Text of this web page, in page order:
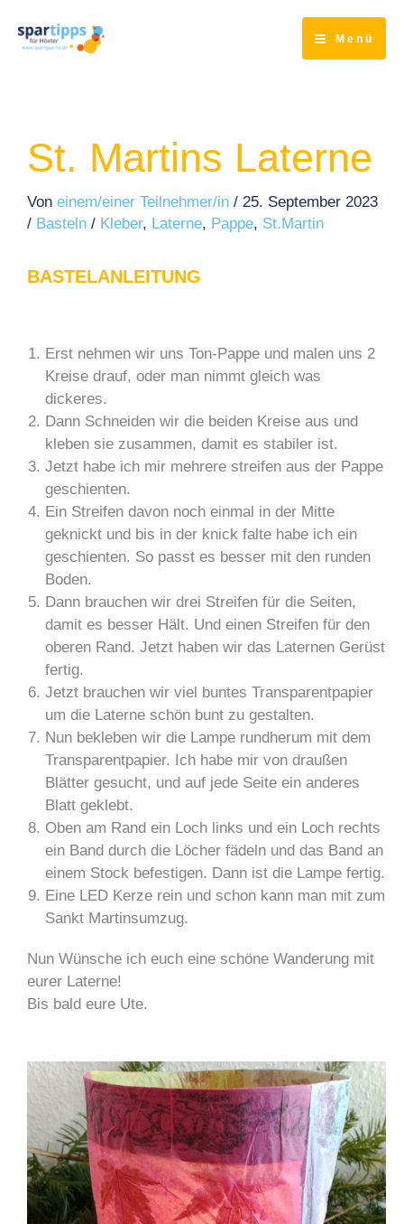
Inhalt
springen
Menü
St. Martins Laterne
Von einem/einer Teilnehmer/in / 25. September 2023
/ Basteln / Kleber, Laterne, Pappe, St.Martin
BASTELANLEITUNG
Erst nehmen wir uns Ton-Pappe und malen uns 2
Kreise drauf, oder man nimmt gleich was
dickeres.
Dann Schneiden wir die beiden Kreise aus und
kleben sie zusammen, damit es stabiler ist.
Jetzt habe ich mir mehrere streifen aus der Pappe
geschienten.
Ein Streifen davon noch einmal in der Mitte
geknickt und bis in der knick falte habe ich ein
geschienten. So passt es besser mit den runden
Boden.
Dann brauchen wir drei Streifen für die Seiten,
damit es besser Hält. Und einen Streifen für den
oberen Rand. Jetzt haben wir das Laternen Gerüst
fertig.
Jetzt brauchen wir viel buntes Transparentpapier
um die Laterne schön bunt zu gestalten.
Nun bekleben wir die Lampe rundherum mit dem
Transparentpapier. Ich habe mir von draußen
Blätter gesucht, und auf jede Seite ein anderes
Blatt geklebt.
Oben am Rand ein Loch links und ein Loch rechts
ein Band durch die Löcher fädeln und das Band an
einem Stock befestigen. Dann ist die Lampe fertig.
Eine LED Kerze rein und schon kann man mit zum
Sankt Martinsumzug.
Nun Wünsche ich euch eine schöne Wanderung mit
eurer Laterne!
Bis bald eure Ute.